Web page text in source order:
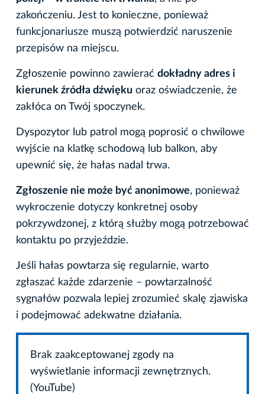
zakończeniu. Jest to konieczne, ponieważ
funkcjonariusze muszą potwierdzić naruszenie
przepisów na miejscu.
Zgłoszenie powinno zawierać dokładny adres i
kierunek źródła dźwięku oraz oświadczenie, że
zakłóca on Twój spoczynek.
Dyspozytor lub patrol mogą poprosić o chwilowe
wyjście na klatkę schodową lub balkon, aby
upewnić się, że hałas nadal trwa.
Zgłoszenie nie może być anonimowe, ponieważ
wykroczenie dotyczy konkretnej osoby
pokrzywdzonej, z którą służby mogą potrzebować
kontaktu po przyjeździe.
Jeśli hałas powtarza się regularnie, warto
zgłaszać każde zdarzenie – powtarzalność
sygnałów pozwala lepiej zrozumieć skalę zjawiska
i podejmować adekwatne działania.
Brak zaakceptowanej zgody na
wyświetlanie informacji zewnętrznych.
(YouTube)